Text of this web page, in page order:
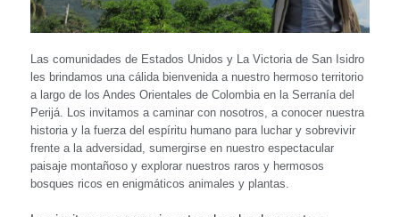
Las comunidades de Estados Unidos y La Victoria de San Isidro
les brindamos una cálida bienvenida a nuestro hermoso territorio
a largo de los Andes Orientales de Colombia en la Serranía del
Perijá. Los invitamos a caminar con nosotros, a conocer nuestra
historia y la fuerza del espíritu humano para luchar y sobrevivir
frente a la adversidad, sumergirse en nuestro espectacular
paisaje montañoso y explorar nuestros raros y hermosos
bosques ricos en enigmáticos animales y plantas.